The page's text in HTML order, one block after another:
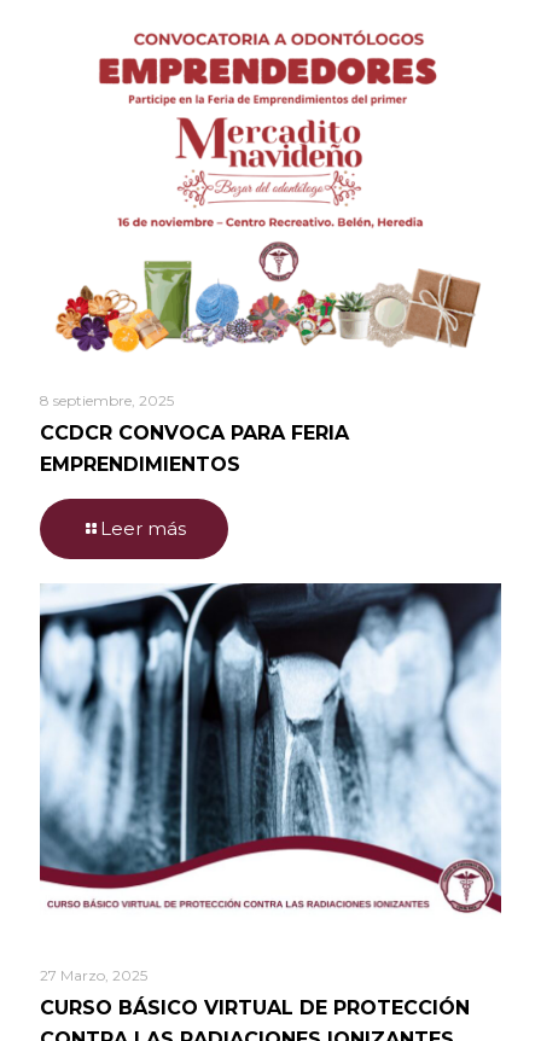
8 septiembre, 2025
CCDCR CONVOCA PARA FERIA
EMPRENDIMIENTOS
Leer más
27 Marzo, 2025
CURSO BÁSICO VIRTUAL DE PROTECCIÓN